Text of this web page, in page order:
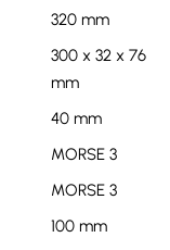
320 mm
300 x 32 x 76
mm
40 mm
MORSE 3
MORSE 3
100 mm